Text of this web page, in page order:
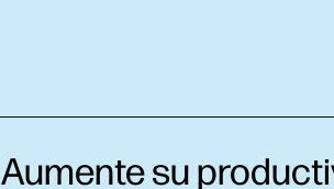
Aumente su